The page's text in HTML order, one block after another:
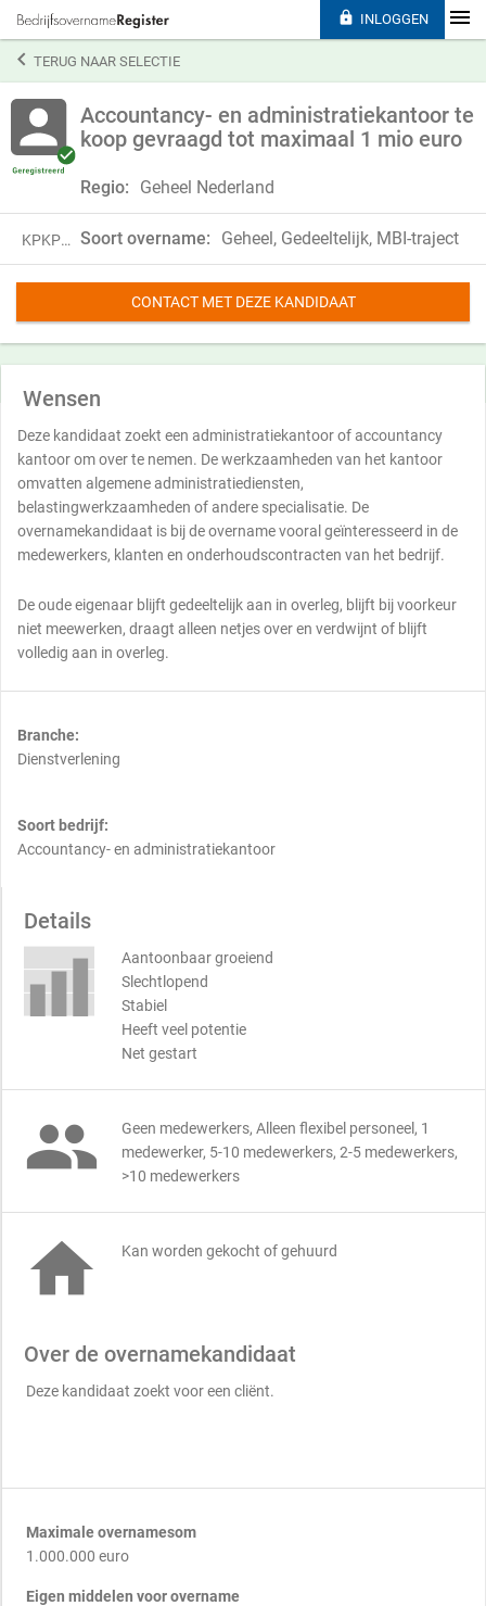
TERUG NAAR SELECTIE
Accountancy- en administratiekantoor te
koop gevraagd tot maximaal 1 mio euro
Regio: Geheel Nederland
KPKP25FMF43R Soort overname: Geheel, Gedeeltelijk, MBI-traject
CONTACT MET DEZE KANDIDAAT
Wensen
Deze kandidaat zoekt een administratiekantoor of accountancy
kantoor om over te nemen. De werkzaamheden van het kantoor
omvatten algemene administratiediensten,
belastingwerkzaamheden of andere specialisatie. De
overnamekandidaat is bij de overname vooral geïnteresseerd in de
medewerkers, klanten en onderhoudscontracten van het bedrijf.
De oude eigenaar blijft gedeeltelijk aan in overleg, blijft bij voorkeur
niet meewerken, draagt alleen netjes over en verdwijnt of blijft
volledig aan in overleg.
Branche:
Dienstverlening
Soort bedrijf:
Accountancy- en administratiekantoor
Details
Aantoonbaar groeiend
Slechtlopend
Stabiel
Heeft veel potentie
Net gestart

Geen medewerkers, Alleen flexibel personeel, 1
medewerker, 5-10 medewerkers, 2-5 medewerkers,
>10 medewerkers
 Kan worden gekocht of gehuurd
Over de overnamekandidaat
Deze kandidaat zoekt voor een cliënt.
Maximale overnamesom
1.000.000 euro
Eigen middelen voor overname
 INLOGGEN